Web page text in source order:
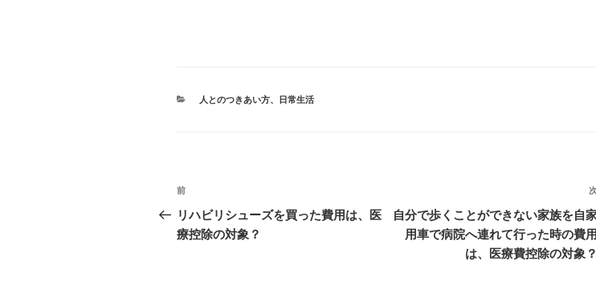
カ
人とのつきあい方、 日常生活
投
稿
ナ
前
の
投
前
リハビリシューズを買った費用は、医
療控除の対象？
自分で歩くことができない家族を自
用車で病院へ連れて行った時の費用
は、医療費控除の対象？